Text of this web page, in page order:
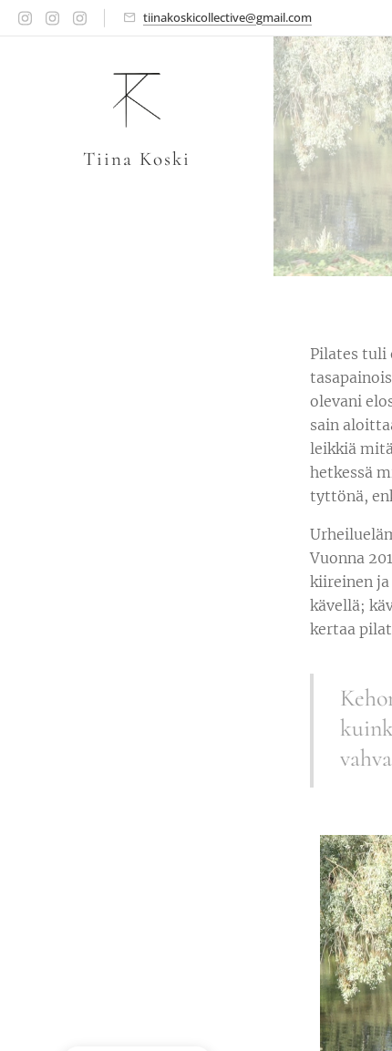
tiinakoskicollective@gmail.com
Tiina Koski
Pilates tuli
olevani
sain
leikkiä
hetkessä
tyttönä,
Vuonna
kiireinen
kävellä;
kertaa